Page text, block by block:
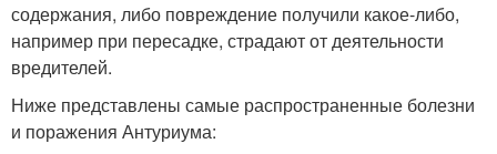
содержания, либо повреждение получили какое-либо,
например при пересадке, страдают от деятельности
вредителей.
Ниже представлены самые распространенные болезни
и поражения Антуриума: